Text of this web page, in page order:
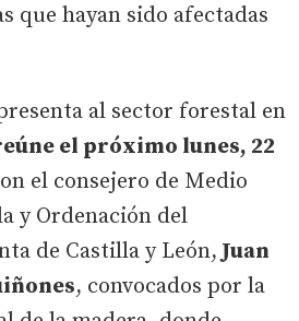
que hayan sido afectadas
al sector forestal en
el próximo lunes, 22
el consejero de Medio
y Ordenación del
de Castilla y León, Juan
, convocados por la